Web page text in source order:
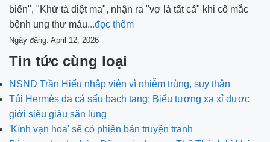
biến", "Khử tà diệt ma", nhận ra "vợ là tất cả" khi cô mắc
bệnh ung thư máu...đọc thêm
Ngày đăng: April 12, 2026
Tin tức cùng loại
NSND Trần Hiếu nhập viện vì nhiễm trùng, suy thận
Túi Hermès da cá sấu bạch tạng: Biểu tượng xa xỉ được
giới siêu giàu săn lùng
'Kính vạn hoa' sẽ có phiên bản truyện tranh